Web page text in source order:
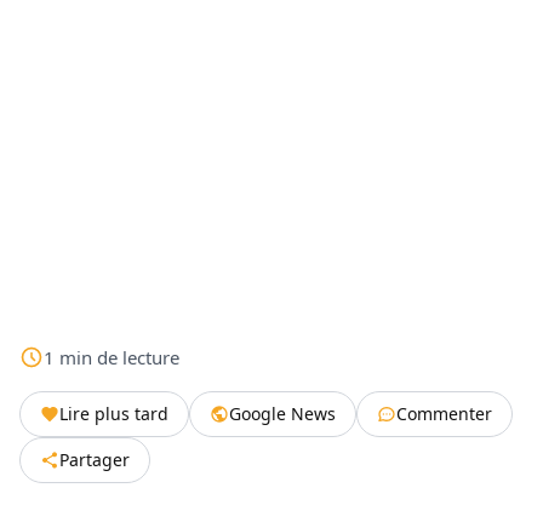
1 min de lecture
Lire plus tard Google News
Commenter
Partager